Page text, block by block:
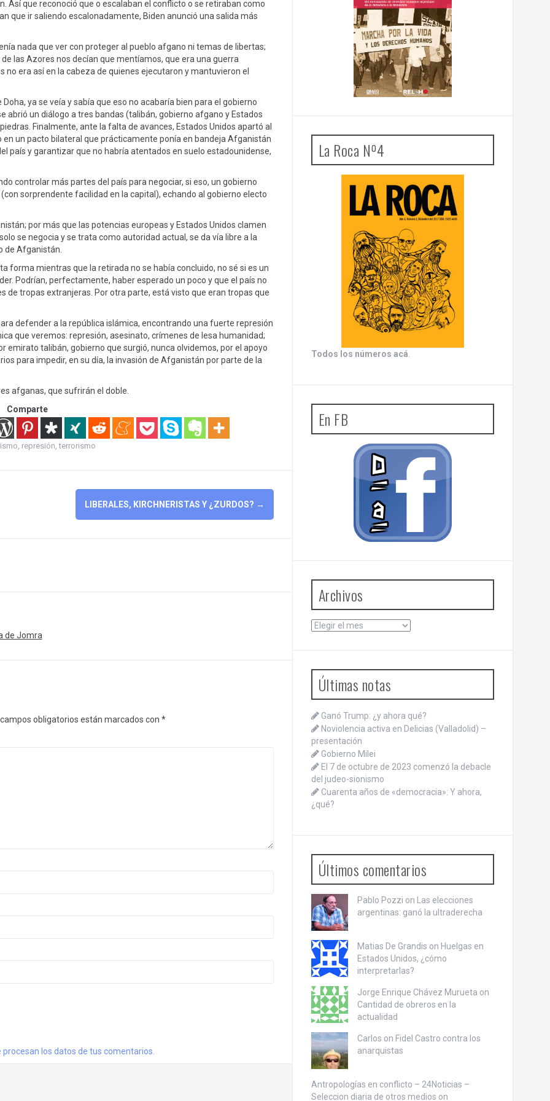
Así que reconoció que o escalaban el conflicto o se retiraban como
que ir saliendo escalonadamente, Biden anunció una salida más
nada que ver con proteger al pueblo afgano ni temas de libertas;
las Azores nos decían que mentíamos, que era una guerra
era así en la cabeza de quienes ejecutaron y mantuvieron el
ya se veía y sabía que eso no acabaría bien para el gobierno
abrió un diálogo a tres bandas (talibán, gobierno afgano y Estados
Finalmente, ante la falta de avances, Estados Unidos apartó al
un pacto bilateral que prácticamente ponía en bandeja Afganistán
país y garantizar que no habría atentados en suelo estadounidense,
controlar más partes del país para negociar, si eso, un gobierno
sorprendente facilidad en la capital), echando al gobierno electo
por más que las potencias europeas y Estados Unidos clamen
se negocia y se trata como autoridad actual, se da vía libre a la
de Afganistán.
forma mientras que la retirada no se había concluido, no sé si es un
Podrían, perfectamente, haber esperado un poco y que el país no
de tropas extranjeras. Por otra parte, está visto que eran tropas que
defender a la república islámica, encontrando una fuerte represión
que veremos: represión, asesinato, crímenes de lesa humanidad;
emirato talibán, gobierno que surgió, nunca olvidemos, por el apoyo
para impedir, en su día, la invasión de Afganistán por parte de la
afganas, que sufrirán el doble.
Comparte
represión ,terrorismo
LIBERALES, KIRCHNERISTAS Y ¿ZURDOS? →
de Jomra
obligatorios están marcados con *
los datos de tus comentarios.
La Roca Nº4
Todos los números acá.
En FB
Archivos
Archivos
Últimas notas
Ganó Trump: ¿y ahora qué?
Noviolencia activa en Delicias (Valladolid) –
presentación
Gobierno Milei
El 7 de octubre de 2023 comenzó la debacle
del judeo-sionismo
Cuarenta años de «democracia»: Y ahora,
¿qué?
Últimos comentarios
Pablo Pozzi on Las elecciones
argentinas: ganó la ultraderecha
Matias De Grandis on Huelgas en
Estados Unidos, ¿cómo
interpretarlas?
Jorge Enrique Chávez Murueta on
Cantidad de obreros en la
actualidad
Carlos on Fidel Castro contra los
anarquistas
Antropologías en conflicto – 24Noticias –
Seleccion diaria de otros medios on